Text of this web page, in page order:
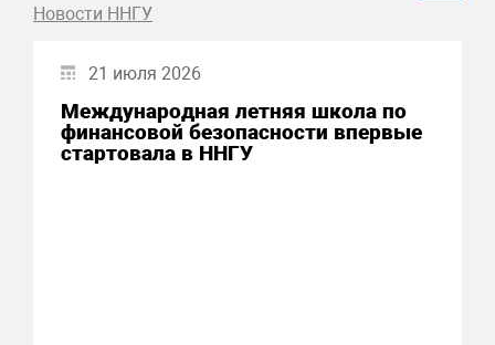
Новости ННГУ
21 июля 2026
Международная летняя школа по
финансовой безопасности впервые
стартовала в ННГУ